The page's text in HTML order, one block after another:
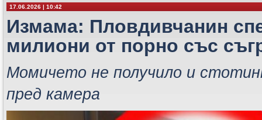
17.06.2026 | 10:42
Измама: Пловдивчанин
милиони от порно със
Момичето не получило и
пред камера